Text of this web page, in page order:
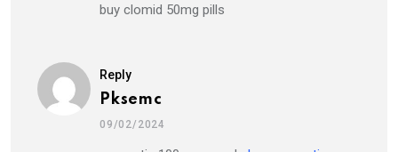
buy clomid 50mg pills
Reply
Pksemc
09/02/2024